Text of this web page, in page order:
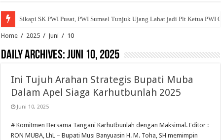
Sikapi SK PWI Pusat, PWI Sumsel Tunjuk Ujang Lahat jadi Plt Ketua PWI
Home / 2025 / Juni / 10
Daily Archives:Juni 10, 2025
Ini Tujuh Arahan Strategis Bupati Muba
Dalam Apel Siaga Karhutbunlah 2025
Juni 10, 2025
# Komitmen Bersama Tangani Karhutbunlah dengan Maksimal. Editor :
RON MUBA, LhL – Bupati Musi Banyuasin H. M. Toha, SH memimpin